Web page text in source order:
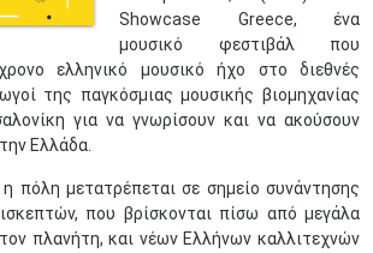
Showcase Greece, ένα
μουσικό φεστιβάλ που
ελληνικό μουσικό ήχο στο διεθνές
της παγκόσμιας μουσικής βιομηχανίας
για να γνωρίσουν και να ακούσουν
Ελλάδα.
η πόλη μετατρέπεται σε σημείο συνάντησης
που βρίσκονται πίσω από μεγάλα
πλανήτη, και νέων Ελλήνων καλλιτεχνών